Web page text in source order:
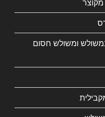
ומשולש חסום